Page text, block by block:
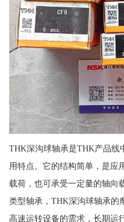
THK深沟球轴承是THK产品线
用特点。它的结构简单，是应
载荷，也可承受一定量的轴向
类型轴承，THK深沟球轴承的
高速运转设备的需求，长期运